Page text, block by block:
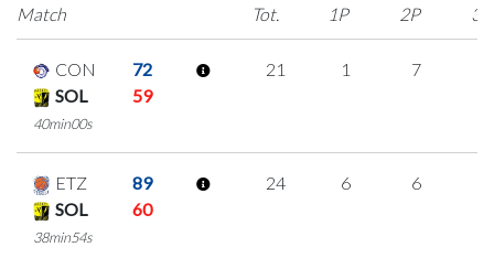
Match
Tot.
1P 2P 3P
CON
72
SOL
59
40min00s
21 1 7
ETZ
89
SOL
60
38min54s
24 6 6